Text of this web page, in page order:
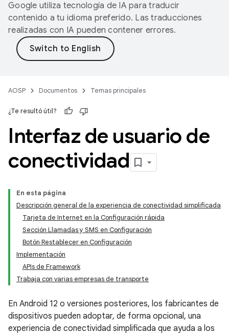
Google utiliza tecnología de IA para traducir
contenido a tu idioma preferido. Las traducciones
realizadas con IA pueden contener errores.
AOSP Documentos Temas principales
¿Te resultó útil?
Interfaz de usuario de
conectividad
En esta página
Descripción general de la experiencia de conectividad simplificada
Tarjeta de Internet en la Configuración rápida
Sección Llamadas y SMS en Configuración
Botón Restablecer en Configuración
Implementación
APIs de Framework
Trabaja con varias empresas de transporte
En Android 12 o versiones posteriores, los fabricantes de
dispositivos pueden adoptar, de forma opcional, una
experiencia de conectividad simplificada que ayuda a los